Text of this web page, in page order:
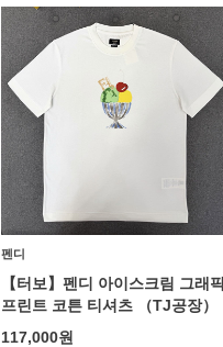
펜디
【터보】펜디 아이스크림 그래픽
프린트 코튼 티셔츠 （TJ공장）
117,000원